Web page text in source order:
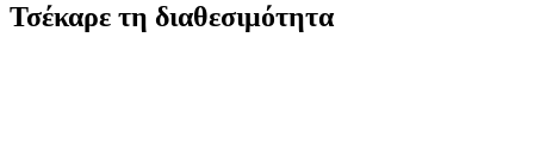
Τσέκαρε τη διαθεσιμότητα